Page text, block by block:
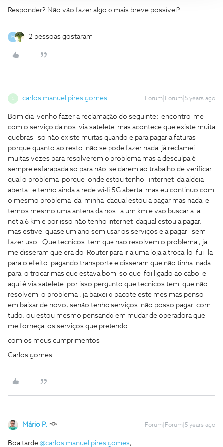
Responder? Não vão fazer algo o mais breve possível?
M 2 pessoas gostaram
carlos manuel pires gomes Forum|Forum|5 years ago
Bom dia venho fazer a reclamação do seguinte: encontro-me
com o serviço da nos via satelete mas acontece que existe muita
quebras so não existe muitas quando e para pagar a faturas
porque quanto ao resto não se pode fazer nada já reclamei
muitas vezes para resolverem o problema mas a desculpa é
sempre esfarapada so para não se darem ao trabalho de verificar
qual o problema porque onde estou tenho internet da aldeia
aberta e tenho ainda a rede wi-fi 5G aberta mas eu continuo com
o mesmo problema da minha daqual estou a pagar mas nada e
temos mesmo uma antena da nos a um km e vao buscar a a
net a 6 km e por isso não tenho internet daqual estou a pagar,
mas estive quase um ano sem usar os serviços e a pagar sem
fazer uso . Que tecnicos tem que nao resolvem o problema , ja
me disseram que era do Router para ir a uma loja a troca-lo fui- la
para o efeito pagando transporte e disseram que não tinha nada
para o trocar mas que estava bom so que foi ligado ao cabo e
aqui é via satelete por isso pergunto que tecnicos tem que não
resolvem o problema , ja baixei o pacote este mes mas penso
em baixar de novo, senão tenho serviços não posso pagar com
tudo. ou estou mesmo pensando em mudar de operadora que
me forneça os serviços que pretendo.
com os meus cumprimentos
Carlos gomes
Mário P. Forum|Forum|5 years ago
Boa tarde @carlos manuel pires gomes,